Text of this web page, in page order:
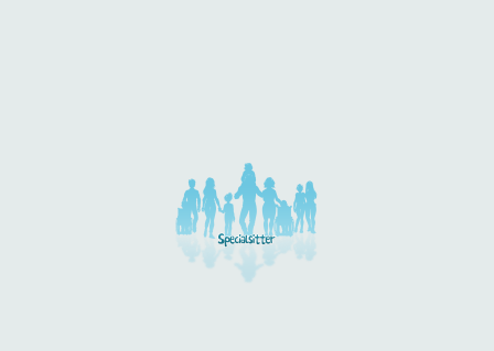
Unsere Arbeitgeber in